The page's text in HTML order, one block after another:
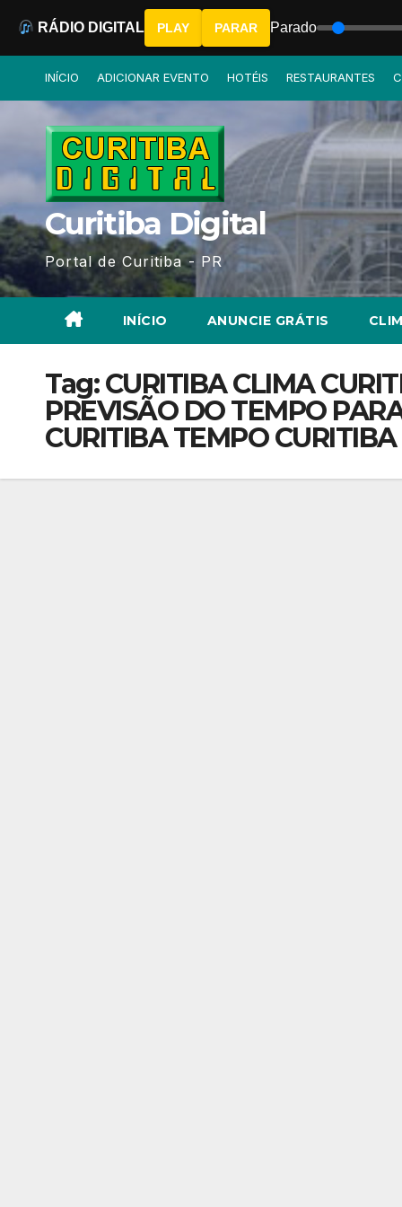
INÍCIO ADICIONAR EVENTO HOTÉIS RESTAURANTES
Curitiba Digital
Portal de Curitiba - PR
INÍCIO ANUNCIE GRÁTIS
Tag:CURITIBA CLIMA
PREVISÃO DO TEMPO
CURITIBA TEMPO CURITIBA
RÁDIO DIGITAL PLAY PARAR Parado